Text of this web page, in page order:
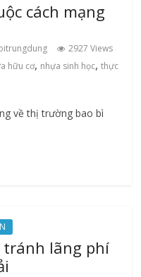
cách mạng
2927 Views
hữu cơ, nhựa sinh học,thực
về thị trường bao bì
lãng phí